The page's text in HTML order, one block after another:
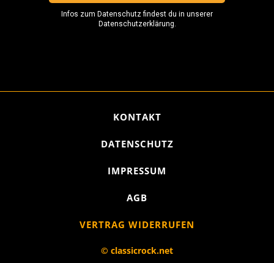
KONTAKT
DATENSCHUTZ
IMPRESSUM
AGB
VERTRAG WIDERRUFEN
© classicrock.net